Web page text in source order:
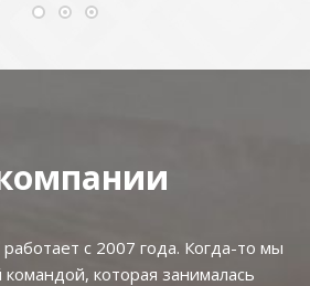
с 2007 года. Когда-то мы
которая занималась